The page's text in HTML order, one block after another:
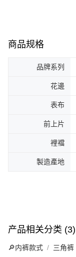
商品规格
品牌系列
花邊
表布
前上片
裡襠
製造產地
产品相关分类 (3)
🔎内裤款式 三角裤